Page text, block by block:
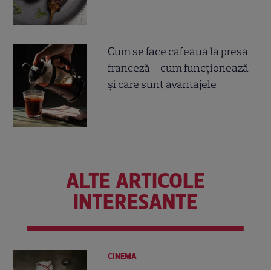
Cum se face cafeaua la presa
franceză – cum funcționează
și care sunt avantajele
ALTE ARTICOLE
INTERESANTE
CINEMA